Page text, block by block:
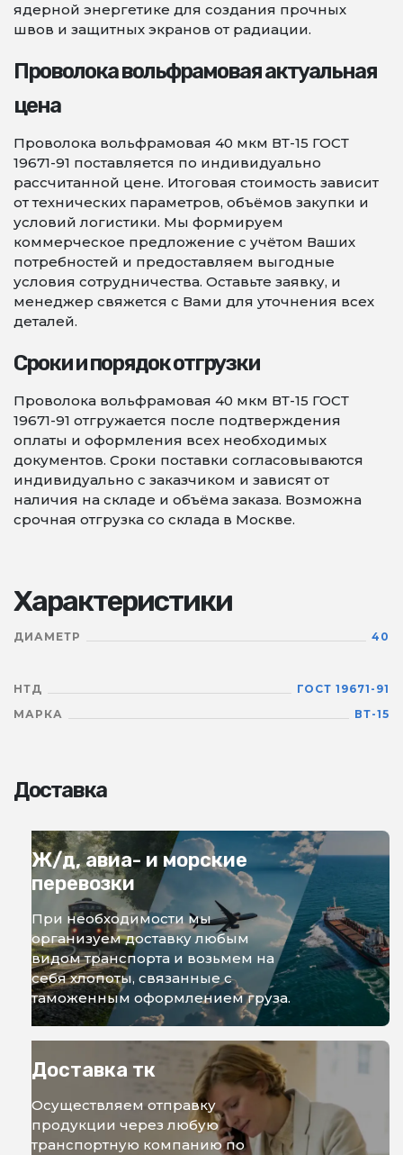
ядерной энергетике для создания прочных
швов и защитных экранов от радиации.
Проволока вольфрамовая актуальная
цена
Проволока вольфрамовая 40 мкм ВТ-15 ГОСТ
19671-91 поставляется по индивидуально
рассчитанной цене. Итоговая стоимость зависит
от технических параметров, объёмов закупки и
условий логистики. Мы формируем
коммерческое предложение с учётом Ваших
потребностей и предоставляем выгодные
условия сотрудничества. Оставьте заявку, и
менеджер свяжется с Вами для уточнения всех
деталей.
Сроки и порядок отгрузки
Проволока вольфрамовая 40 мкм ВТ-15 ГОСТ
19671-91 отгружается после подтверждения
оплаты и оформления всех необходимых
документов. Сроки поставки согласовываются
индивидуально с заказчиком и зависят от
наличия на складе и объёма заказа. Возможна
срочная отгрузка со склада в Москве.
Характеристики
ДИАМЕТР 40
НТД
ГОСТ 19671-91
МАРКА
ВТ-15
Доставка
Ж/д, авиа- и морские
перевозки
При необходимости мы
организуем доставку любым
видом транспорта и возьмем на
себя хлопоты, связанные с
таможенным оформлением груза.
Доставка тк
Осуществляем отправку
продукции через любую
транспортную компанию по